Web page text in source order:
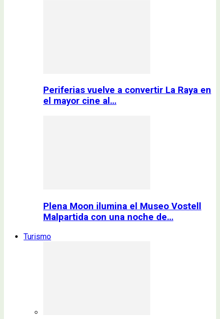
Periferias vuelve a convertir La Raya en
el mayor cine al…
Plena Moon ilumina el Museo Vostell
Malpartida con una noche de…
Turismo